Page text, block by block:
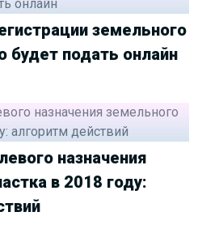
земельного
будет подать онлайн
назначения
в 2018 году: